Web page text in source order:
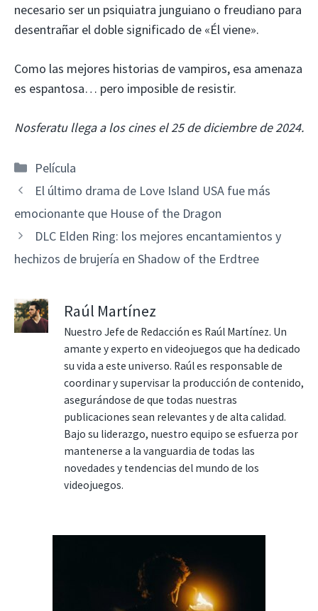
necesario ser un psiquiatra junguiano o freudiano para
desentrañar el doble significado de «Él viene».
Como las mejores historias de vampiros, esa amenaza
es espantosa… pero imposible de resistir.
Nosferatu llega a los cines el 25 de diciembre de 2024.
Categorías
Película
El último drama de Love Island USA fue más
emocionante que House of the Dragon
DLC Elden Ring: los mejores encantamientos y
hechizos de brujería en Shadow of the Erdtree
Raúl Martínez
Nuestro Jefe de Redacción es Raúl Martínez. Un
amante y experto en videojuegos que ha dedicado
su vida a este universo. Raúl es responsable de
coordinar y supervisar la producción de contenido,
asegurándose de que todas nuestras
publicaciones sean relevantes y de alta calidad.
Bajo su liderazgo, nuestro equipo se esfuerza por
mantenerse a la vanguardia de todas las
novedades y tendencias del mundo de los
videojuegos.